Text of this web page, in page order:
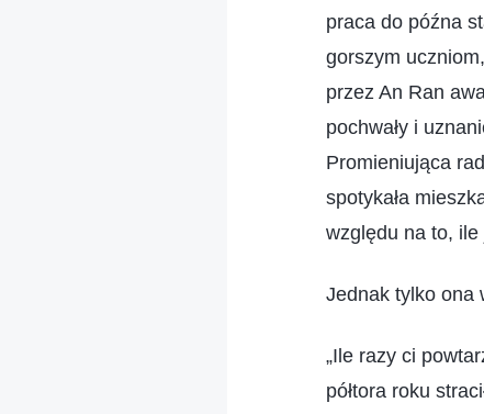
praca do późna
gorszym
przez An Ran
pochwały i
Promieniująca
spotykała
względu na to, ile
Jednak tylko ona
„Ile razy ci
półtora roku